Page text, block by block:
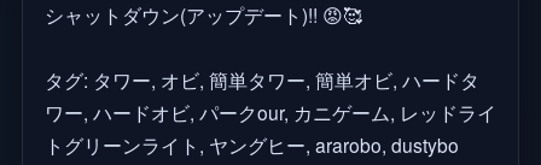
シャットダウン(アップデート)!! 😡🥰
タグ: タワー, オビ, 簡単タワー, 簡単オビ, ハードタ
ワー, ハードオビ, パークour, カニゲーム, レッドライ
トグリーンライト, ヤングヒー, ararobo, dustybo